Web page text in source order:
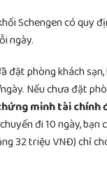
Schengen có quy
ngày.
đặt phòng khách
Nếu chưa đặt
minh tài chính
đi 10 ngày,
32 triệu VNĐ) chỉ